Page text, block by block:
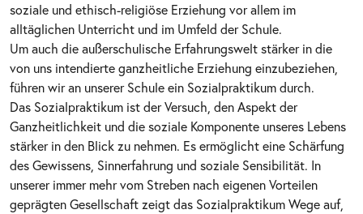
soziale und ethisch-religiöse Erziehung vor allem im
alltäglichen Unterricht und im Umfeld der Schule.
Um auch die außerschulische Erfahrungswelt stärker in die
von uns intendierte ganzheitliche Erziehung einzubeziehen,
führen wir an unserer Schule ein Sozialpraktikum durch.
Das Sozialpraktikum ist der Versuch, den Aspekt der
Ganzheitlichkeit und die soziale Komponente unseres Lebens
stärker in den Blick zu nehmen. Es ermöglicht eine Schärfung
des Gewissens, Sinnerfahrung und soziale Sensibilität. In
unserer immer mehr vom Streben nach eigenen Vorteilen
geprägten Gesellschaft zeigt das Sozialpraktikum Wege auf,